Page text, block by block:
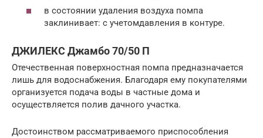
в состоянии удаления воздуха помпа
заклинивает: с учетомдавления в контуре.
ДЖИЛЕКС Джамбо 70/50 П
Отечественная поверхностная помпа предназначается
лишь для водоснабжения. Благодаря ему покупателями
организуется подача воды в частные дома и
осуществляется полив дачного участка.
Достоинством рассматриваемого приспособления